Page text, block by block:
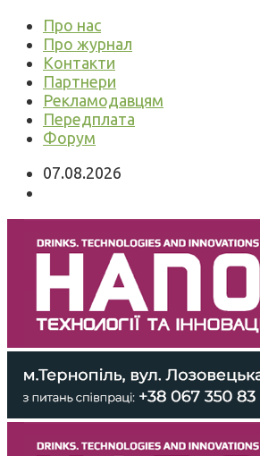
Про нас
Про журнал
Контакти
Партнери
Рекламодавцям
Передплата
Форум
07.08.2026